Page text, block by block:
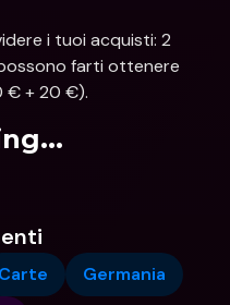
i tuoi acquisti: 2
farti ottenere
€ + 20 €).
Carte
Germania